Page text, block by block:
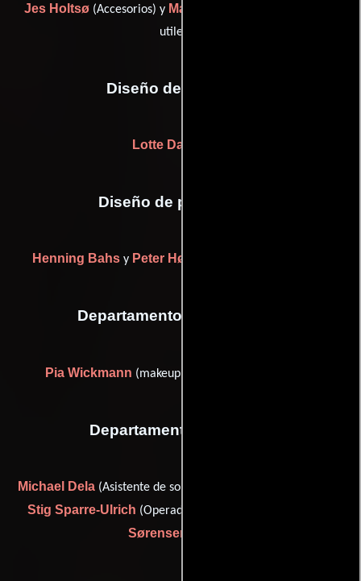
Jes Holtsø(Accesorios) y Magnus Magnusson
utilería)
Diseño de vestuario
Lotte Dandanell
Diseño de producción
Henning Bahsy Peter Høimark
Departamento de maquillaje
Pia Wickmann (makeup artist (as Pia Wichmann))
Departamento de sonido
Michael Dela (Asistente de sonido),
Stig Sparre-Ulrich (Operador de micrófono) y
Sørensen